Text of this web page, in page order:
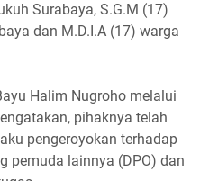
Surabaya, S.G.M (17)
dan M.D.I.A (17) warga
Halim Nugroho melalui
pihaknya telah
pengeroyokan terhadap
pemuda lainnya (DPO) dan